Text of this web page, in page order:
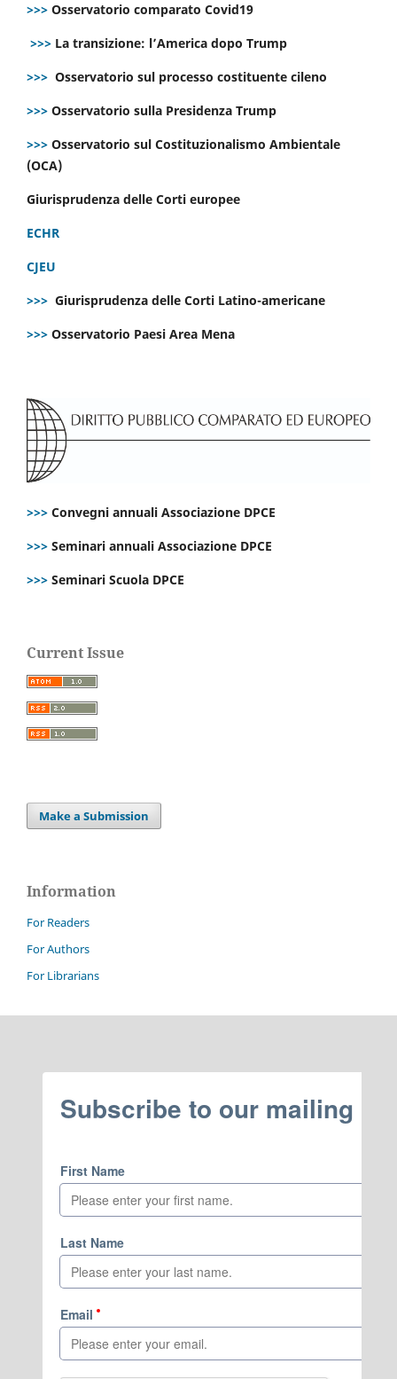
>>> Osservatorio comparato Covid19
>>> La transizione: l’America dopo Trump
>>> Osservatorio sul processo costituente cileno
>>> Osservatorio sulla Presidenza Trump
>>> Osservatorio sul Costituzionalismo Ambientale
(OCA)
Giurisprudenza delle Corti europee
ECHR
CJEU
>>> Giurisprudenza delle Corti Latino-americane
>>> Osservatorio Paesi Area Mena
>>> Convegni annuali Associazione DPCE
>>> Seminari annuali Associazione DPCE
>>> Seminari Scuola DPCE
Current Issue
Make a Submission
Information
For Readers
For Authors
For Librarians